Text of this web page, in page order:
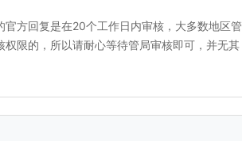
方回复是在20个工作日内审核，大多数地区管
限的，所以请耐心等待管局审核即可，并无其